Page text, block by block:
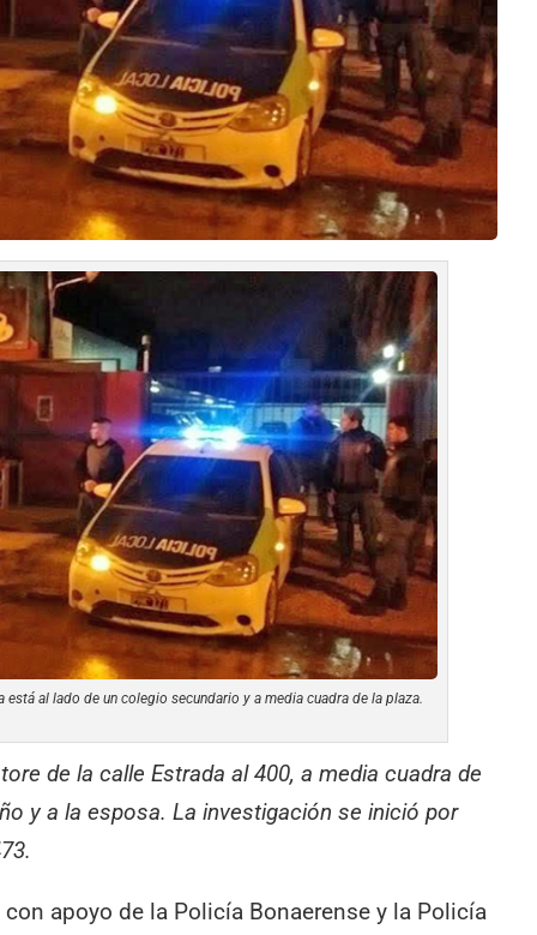
al lado de un colegio secundario y a media cuadra de la plaza.
de la calle Estrada al 400, a media cuadra de
y a la esposa. La investigación se inició por
apoyo de la Policía Bonaerense y la Policía